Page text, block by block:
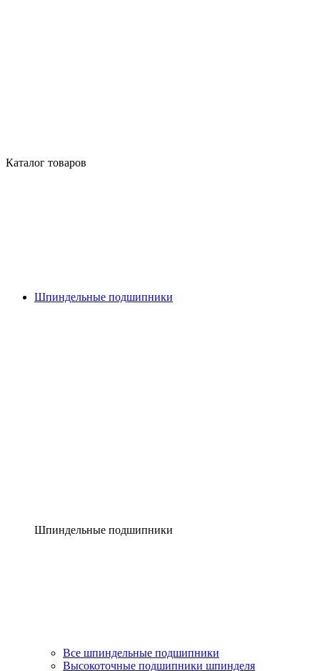
Каталог товаров
Шпиндельные подшипники
Шпиндельные подшипники
Все шпиндельные подшипники
Высокоточные подшипники шпинделя